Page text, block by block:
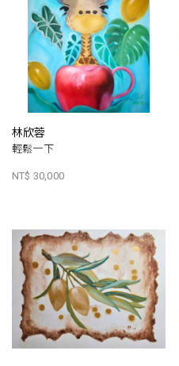
林欣蓉
輕鬆一下
NT$ 30,000